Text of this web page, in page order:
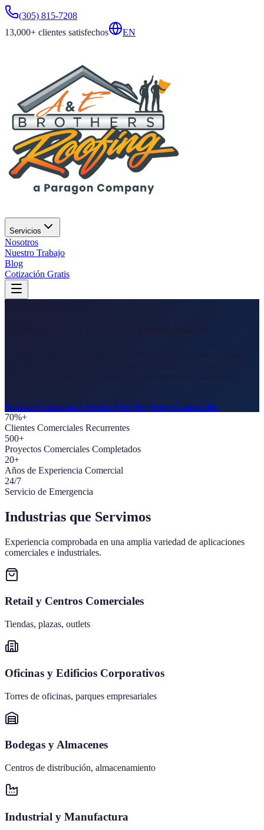
(305) 815-7208
13,000+ clientes satisfechos EN
Servicios
Nosotros
Nuestro Trabajo
Blog
Cotización Gratis
Solicitar Cotización ComercialVer Proyectos Comerciales
70%+
Clientes Comerciales Recurrentes
500+
Proyectos Comerciales Completados
20+
Años de Experiencia Comercial
24/7
Servicio de Emergencia
Industrias que Servimos
Experiencia comprobada en una amplia variedad de aplicaciones
comerciales e industriales.
Retail y Centros Comerciales
Tiendas, plazas, outlets
Oficinas y Edificios Corporativos
Torres de oficinas, parques empresariales
Bodegas y Almacenes
Centros de distribución, almacenamiento
Industrial y Manufactura